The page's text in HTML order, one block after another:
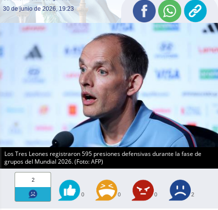
30 de junio de 2026, 19:23
Los Tres Leones registraron 595 presiones defensivas durante la fase de
grupos del Mundial 2026. (Foto: AFP)
2
0 0 0 2